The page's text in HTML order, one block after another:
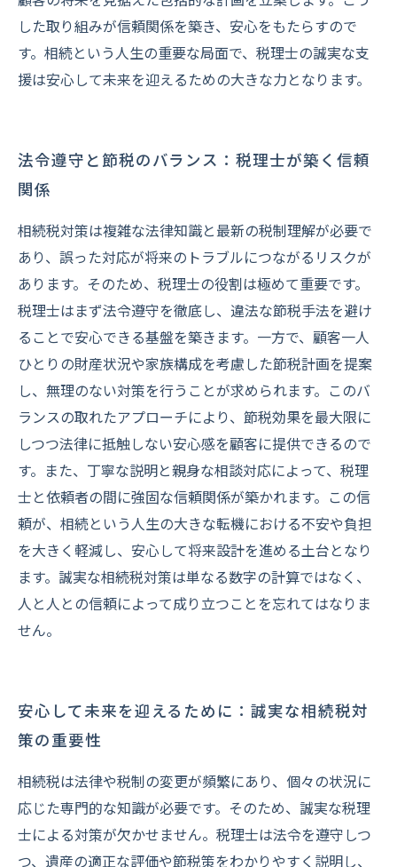
した取り組みが信頼関係を築き、安心をもたらすので
す。相続という人生の重要な局面で、税理士の誠実な支
援は安心して未来を迎えるための大きな力となります。
法令遵守と節税のバランス：税理士が築く信頼
関係
相続税対策は複雑な法律知識と最新の税制理解が必要で
あり、誤った対応が将来のトラブルにつながるリスクが
あります。そのため、税理士の役割は極めて重要です。
税理士はまず法令遵守を徹底し、違法な節税手法を避け
ることで安心できる基盤を築きます。一方で、顧客一人
ひとりの財産状況や家族構成を考慮した節税計画を提案
し、無理のない対策を行うことが求められます。このバ
ランスの取れたアプローチにより、節税効果を最大限に
しつつ法律に抵触しない安心感を顧客に提供できるので
す。また、丁寧な説明と親身な相談対応によって、税理
士と依頼者の間に強固な信頼関係が築かれます。この信
頼が、相続という人生の大きな転機における不安や負担
を大きく軽減し、安心して将来設計を進める土台となり
ます。誠実な相続税対策は単なる数字の計算ではなく、
人と人との信頼によって成り立つことを忘れてはなりま
せん。
安心して未来を迎えるために：誠実な相続税対
策の重要性
相続税は法律や税制の変更が頻繁にあり、個々の状況に
応じた専門的な知識が必要です。そのため、誠実な税理
士による対策が欠かせません。税理士は法令を遵守しつ
つ、遺産の適正な評価や節税策をわかりやすく説明し、